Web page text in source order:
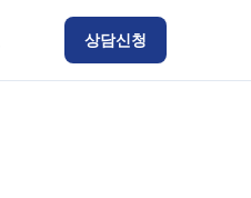
상담신청